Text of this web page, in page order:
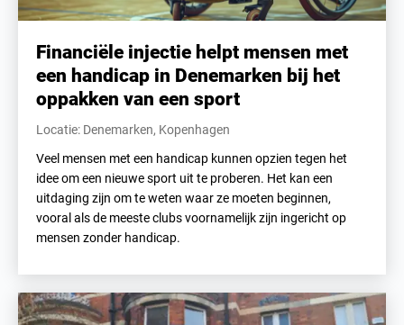
Financiële injectie helpt mensen met
een handicap in Denemarken bij het
oppakken van een sport
Locatie: Denemarken, Kopenhagen
Veel mensen met een handicap kunnen opzien tegen het
idee om een nieuwe sport uit te proberen. Het kan een
uitdaging zijn om te weten waar ze moeten beginnen,
vooral als de meeste clubs voornamelijk zijn ingericht op
mensen zonder handicap.